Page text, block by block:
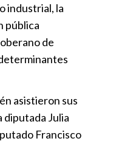
industrial, la
pública
de
asistieron sus
diputada Julia
Francisco